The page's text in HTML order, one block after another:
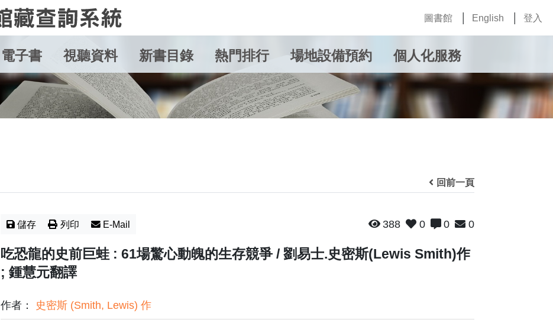
圖書館 English 登入
電子書 視聽資料 新書目錄 熱門排行 場地設備預約 個人化服務
回前一頁
儲存 列印 E-Mail 388 0 0 0
吃恐龍的史前巨蛙 : 61場驚心動魄的生存競爭 / 劉易士.史密斯(Lewis Smith)作
; 鍾慧元翻譯
作者： 史密斯 (Smith, Lewis) 作